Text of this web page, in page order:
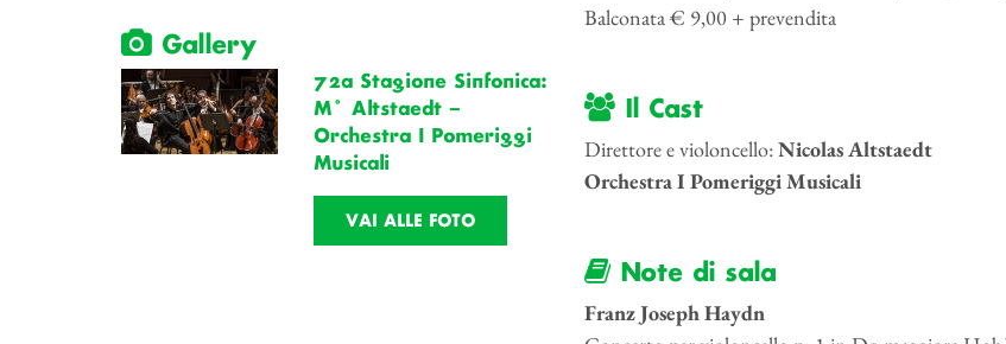
Gallery
72a Stagione Sinfonica:
M° Altstaedt –
Orchestra I Pomeriggi
Musicali
VAI ALLE FOTO
Balconata € 9,00 + prevendita
Il Cast
Direttore e violoncello:Nicolas Altstaedt
Orchestra I Pomeriggi Musicali
Note di sala
Franz Joseph Haydn